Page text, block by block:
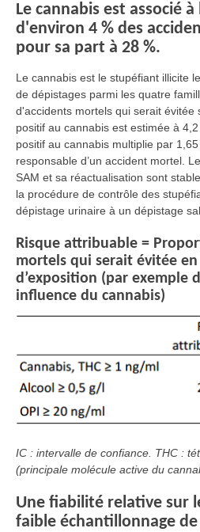
Le cannabis est associé
d'environ 4 % des
pour sa part à 28 %.
Le cannabis est le stupéfiant illicite
de dépistages parmi les quatre
d'accidents mortels qui serait évitée
positif au cannabis est estimée à
positif au cannabis multiplie par 1,65
responsable d’un accident mortel.
SAM et sa réactualisation sont
la procédure de contrôle des
dépistage urinaire à un dépistage
Risque attribuable =
mortels qui serait évitée en
d’exposition (par exemple
influence du cannabis)
IC : intervalle de confiance. THC :
(principale molécule active du
Une fiabilité relative sur
faible échantillonnage